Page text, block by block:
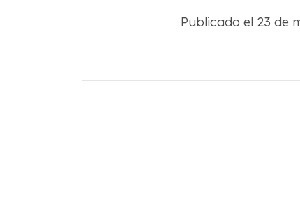
Publicado el 23 de